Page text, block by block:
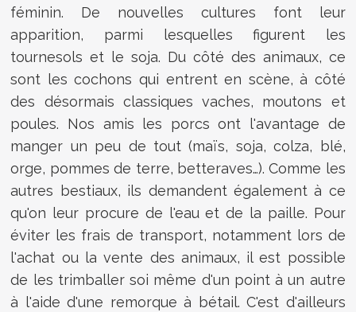
féminin. De nouvelles cultures font leur
apparition, parmi lesquelles figurent les
tournesols et le soja. Du côté des animaux, ce
sont les cochons qui entrent en scène, à côté
des désormais classiques vaches, moutons et
poules. Nos amis les porcs ont l'avantage de
manger un peu de tout (maïs, soja, colza, blé,
orge, pommes de terre, betteraves…). Comme les
autres bestiaux, ils demandent également à ce
qu'on leur procure de l'eau et de la paille. Pour
éviter les frais de transport, notamment lors de
l'achat ou la vente des animaux, il est possible
de les trimballer soi même d'un point à un autre
à l'aide d'une remorque à bétail. C'est d'ailleurs